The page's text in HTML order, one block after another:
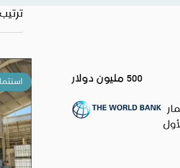
500 مليون دولار
في